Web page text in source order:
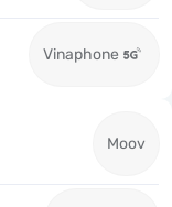
Vinaphone
Moov